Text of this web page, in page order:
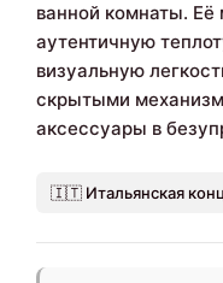
ванной комнаты.
аутентичную
визуальную
скрытыми
аксессуары в
🇮🇹 Итальянская